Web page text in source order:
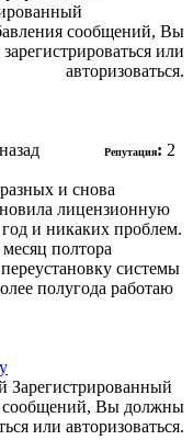
сообщений, Вы
или
авторизоваться.
Репутация: 2
и снова
лицензионную
и никаких проблем.
полтора
системы
полугода работаю
Зарегистрированный
сообщений, Вы должны
или авторизоваться.